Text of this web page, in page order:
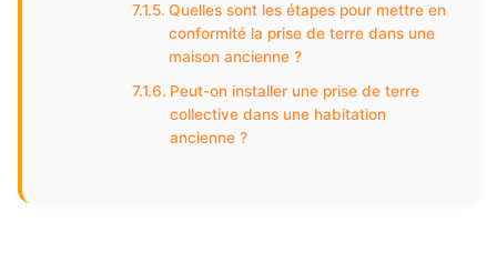
Quelles sont les étapes pour mettre en
conformité la prise de terre dans une
maison ancienne ?
Peut-on installer une prise de terre
collective dans une habitation
ancienne ?